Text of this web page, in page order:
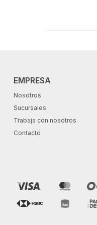
EMPRESA
Nosotros
Sucursales
Trabaja con nosotros
Contacto